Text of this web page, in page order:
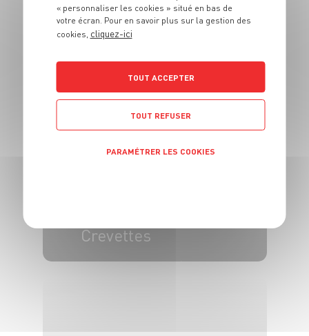
ENTRÉE
15 min
Crevettes
« personnaliser les cookies » situé en bas de
votre écran. Pour en savoir plus sur la gestion des
cookies, cliquez-ici
TOUT ACCEPTER
TOUT REFUSER
PARAMÉTRER LES COOKIES